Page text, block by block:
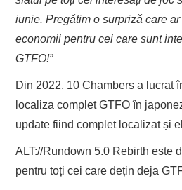
iunie. Pregătim o surpriză care
economii pentru cei care sunt
GTFO!”
Din 2022, 10 Chambers a lucrat
localiza complet GTFO în
update fiind complet localizat și
ALT://Rundown 5.0 Rebirth este
pentru toți cei care dețin deja